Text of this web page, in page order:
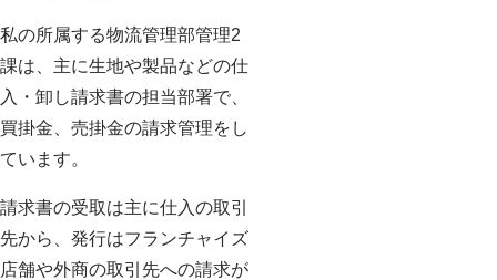
私の所属する物流管理部管理2
課は、主に生地や製品などの仕
入・卸し請求書の担当部署で、
買掛金、売掛金の請求管理をし
ています。
請求書の受取は主に仕入の取引
先から、発行はフランチャイズ
店舗や外商の取引先への請求が